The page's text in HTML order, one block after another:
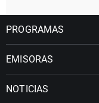
PROGRAMAS
EMISORAS
NOTICIAS